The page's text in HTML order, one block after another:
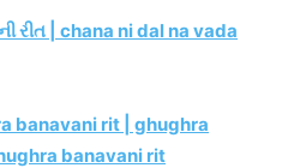
રીત | chana ni dal na vada
banavani rit | ghughra
banavani rit